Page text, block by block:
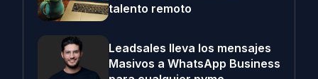
talento remoto
Leadsales lleva los mensajes
Masivos a WhatsApp Business